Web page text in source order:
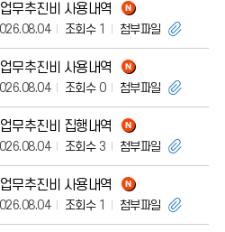
무추진비 사용내역
조회수1 첨부파일
무추진비 사용내역
조회수0 첨부파일
무추진비 집행내역
조회수3 첨부파일
무추진비 사용내역
조회수1 첨부파일